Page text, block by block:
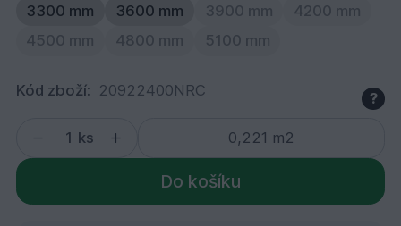
3300 mm
3600 mm 3900 mm
4200 mm
4500 mm
4800 mm 5100 mm
Kód zboží: 20922400NRC ?
ks
Do košíku